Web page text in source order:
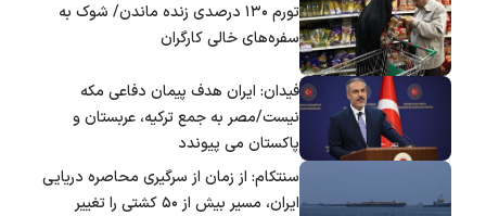
تورم ۱۳۰ درصدی زنده ماندن/ شوک به
سفره‌های خالی کارگران
فیدان: ایران هدف پیمان دفاعی مکه
نیست/مصر به جمع ترکیه، عربستان و
پاکستان می پیوندد
سنتکام: از زمان از سرگیری محاصره دریایی
ایران، مسیر بیش از ۵۰ کشتی را تغییر